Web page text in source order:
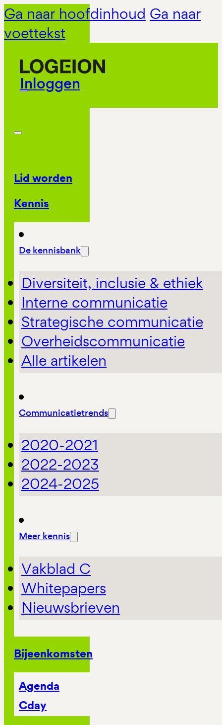
Ga naar hoofdinhoud Ga naar
voettekst
Inloggen
Lid worden
Kennis
De kennisbank
Diversiteit, inclusie & ethiek
Interne communicatie
Strategische communicatie
Overheidscommunicatie
Alle artikelen
Communicatietrends
2020-2021
2022-2023
2024-2025
Meer kennis
Vakblad C
Whitepapers
Nieuwsbrieven
Bijeenkomsten
Agenda
Cday